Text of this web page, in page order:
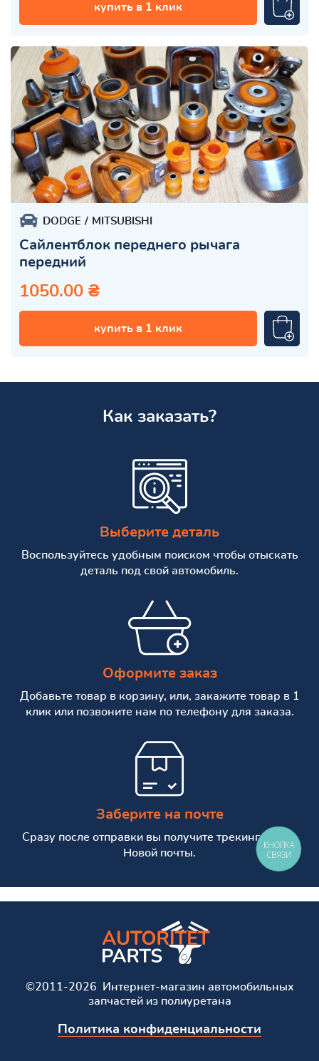
купить в 1 клик
DODGE MITSUBISHI
Сайлентблок переднего рычага
передний
1050.00 ₴
купить в 1 клик
Как заказать?
Выберите деталь
Воспользуйтесь удобным поиском чтобы отыскать
деталь под свой автомобиль.
Оформите заказ
Добавьте товар в корзину, или, закажите товар в 1
клик или позвоните нам по телефону для заказа.
Заберите на почте
Сразу после отправки вы получите трекинг номер
Новой почты.
©2011-2026 Интернет-магазин автомобильных
запчастей из полиуретана
Политика конфиденциальности
КНОПКА
СВЯЗИ